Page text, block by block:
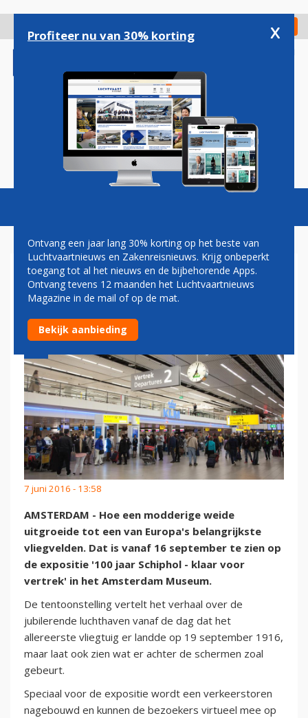
gaan
Check in
Magazine Podcasts Vacatures
HONDERD JAAR SCHIPHOL IN
AMSTERDAM MUSEUM
7 juni 2016 - 13:58
AMSTERDAM - Hoe een modderige weide
uitgroeide tot een van Europa's belangrijkste
vliegvelden. Dat is vanaf 16 september te zien op
de expositie '100 jaar Schiphol - klaar voor
vertrek' in het Amsterdam Museum.
De tentoonstelling vertelt het verhaal over de
jubilerende luchthaven vanaf de dag dat het
allereerste vliegtuig er landde op 19 september 1916,
maar laat ook zien wat er achter de schermen zoal
gebeurt.
Speciaal voor de expositie wordt een verkeerstoren
nagebouwd en kunnen de bezoekers virtueel mee op
Profiteer nu van 30% korting x
Ontvang een jaar lang 30% korting op het beste van
Luchtvaartnieuws en Zakenreisnieuws. Krijg onbeperkt
toegang tot al het nieuws en de bijbehorende Apps.
Ontvang tevens 12 maanden het Luchtvaartnieuws
Magazine in de mail of op de mat.
Bekijk aanbieding